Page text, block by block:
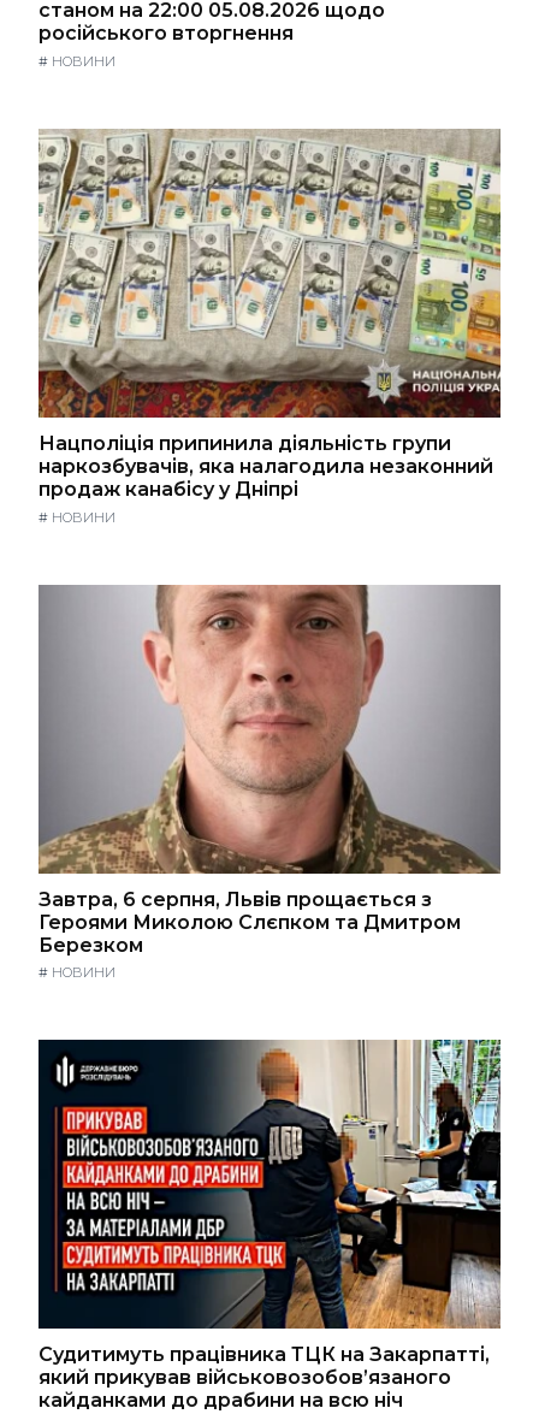
станом на 22:00 05.08.2026 щодо
російського вторгнення
# НОВИНИ
Нацполіція припинила діяльність групи
наркозбувачів, яка налагодила незаконний
продаж канабісу у Дніпрі
# НОВИНИ
Завтра, 6 серпня, Львів прощається з
Героями Миколою Слєпком та Дмитром
Березком
# НОВИНИ
Судитимуть працівника ТЦК на Закарпатті,
який прикував військовозобов’язаного
кайданками до драбини на всю ніч